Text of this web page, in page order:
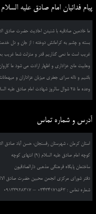
پیام فدائیان امام صادق علیه السلام
ما خادمین صادقیه با شنیدن احادیث حضرت صادق
بسته و چشم به کراماتش دوخته ؛ از جان و دل
غریب است ما نمی گذاریم قدر و منزلت شما غریب
وهابیت مانع عزاداری و اظهار ارادت می شود ما
باشیم و ناله سرای جعفری میزبان عزاداران و
وعده ما 25 شوال سالروز شهادت امام صادق علیه السلام
آدرس و شماره تماس
استان کرمان ، شهرستان رفسنجان، حسن آباد صادق
کوچه امام صادق علیه السلام (9) انتهای کوچه
ساختمان پایگاه فرهنگی مذهبی دارالصادقیون
دفتر شورای مرکزی انجمن محبین حضرت صادق
شماره تماس : 03434171563 – 09133928317